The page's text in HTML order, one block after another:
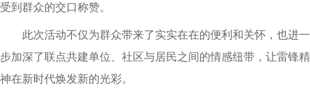
受到群众的交口称赞。
此次活动不仅为群众带来了实实在在的便利和关怀，也进一
步加深了联点共建单位、社区与居民之间的情感纽带，让雷锋精
神在新时代焕发新的光彩。